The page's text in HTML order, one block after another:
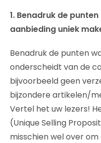
1. Benadruk de
aanbieding uniek
Benadruk de punten
onderscheidt van de
bijvoorbeeld geen
bijzondere artikelen/
Vertel het uw lezers!
(Unique Selling
misschien wel over